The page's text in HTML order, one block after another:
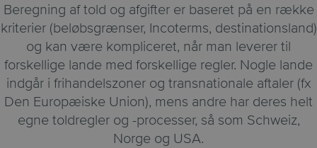
Beregning af told og afgifter er baseret på en række
kriterier (beløbsgrænser, Incoterms, destinationsland)
og kan være kompliceret, når man leverer til
forskellige lande med forskellige regler. Nogle lande
indgår i frihandelszoner og transnationale aftaler (fx
Den Europæiske Union), mens andre har deres helt
egne toldregler og -processer, så som Schweiz,
Norge og USA.